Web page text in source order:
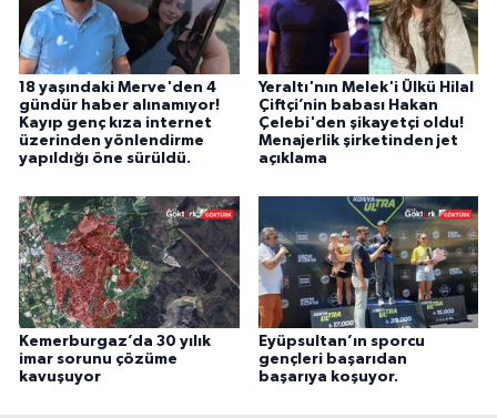
18 yaşındaki Merve'den 4
gündür haber alınamıyor!
Kayıp genç kıza internet
üzerinden yönlendirme
yapıldığı öne sürüldü.
Yeraltı'nın Melek'i Ülkü Hilal
Çiftçi’nin babası Hakan
Çelebi'den şikayetçi oldu!
Menajerlik şirketinden jet
açıklama
Kemerburgaz’da 30 yılık
imar sorunu çözüme
kavuşuyor
Eyüpsultan’ın sporcu
gençleri başarıdan
başarıya koşuyor.